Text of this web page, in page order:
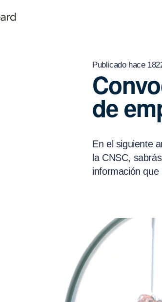
Publicado hace
de
En el siguiente
la CNSC,
información